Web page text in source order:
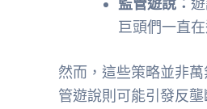
監管遊說：
巨頭們一直
然而，這些策略並非
管遊說則可能引發反